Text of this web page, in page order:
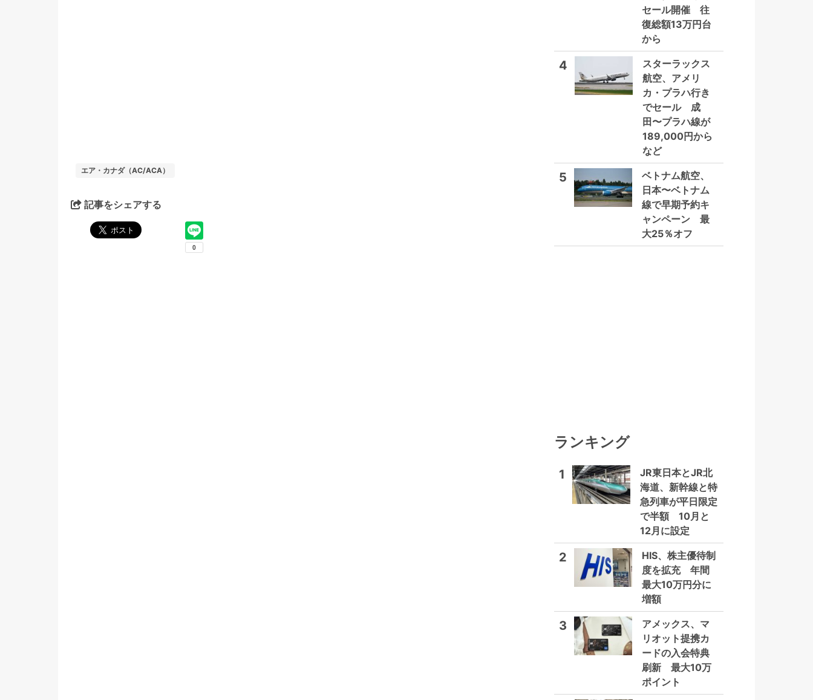
エア・カナダ（AC/ACA）
記事をシェアする
セール開催 往
復総額13万円台
から
4
スターラックス
航空、アメリ
カ・プラハ行き
でセール 成
田〜プラハ線が
189,000円から
など
5
ベトナム航空、
日本〜ベトナム
線で早期予約キ
ャンペーン 最
大25％オフ
ランキング
1
JR東日本とJR北
海道、新幹線と特
急列車が平日限定
で半額 10月と
12月に設定
2
HIS、株主優待制
度を拡充 年間
最大10万円分に
増額
3
アメックス、マ
リオット提携カ
ードの入会特典
刷新 最大10万
ポイント